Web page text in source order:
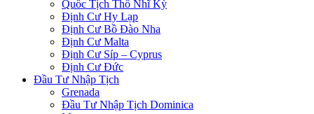
Quốc Tịch Thổ Nhĩ Kỳ
Định Cư Hy Lạp
Định Cư Bồ Đào Nha
Định Cư Malta
Định Cư Síp – Cyprus
Định Cư Đức
Đầu Tư Nhập Tịch
Grenada
Đầu Tư Nhập Tịch Dominica